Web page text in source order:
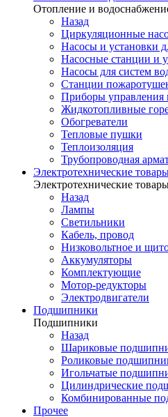
Отопление и
Назад
Циркуляционные
Насосы и установки
Насосные станции и
Насосы для систем
Станции
Приборы управления
Жидкотопливные
Обогреватели
Тепловые пушки
Теплоизоляция
Трубопроводная
Электротехнические
Электротехнические
Назад
Лампы
Светильники
Кабель, провод
Низковольтное и
Аккумуляторы
Комплектующие
Мотор-редукторы
Электродвигатели
Подшипники
Подшипники
Назад
Шариковые
Роликовые
Игольчатые
Цилиндрические
Комбинированные
Прочее